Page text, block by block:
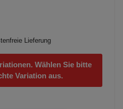
Lieferung
Wählen Sie bitte
Variation aus.